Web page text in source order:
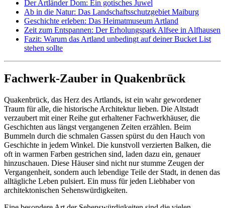
Der Artländer Dom: Ein gotisches Juwel
Ab in die Natur: Das Landschaftsschutzgebiet Maiburg
Geschichte erleben: Das Heimatmuseum Artland
Zeit zum Entspannen: Der Erholungspark Alfsee in Alfhausen
Fazit: Warum das Artland unbedingt auf deiner Bucket List
stehen sollte
Fachwerk-Zauber in Quakenbrück
Quakenbrück, das Herz des Artlands, ist ein wahr gewordener
Traum für alle, die historische Architektur lieben. Die Altstadt
verzaubert mit einer Reihe gut erhaltener Fachwerkhäuser, die
Geschichten aus längst vergangenen Zeiten erzählen. Beim
Bummeln durch die schmalen Gassen spürst du den Hauch von
Geschichte in jedem Winkel. Die kunstvoll verzierten Balken, die
oft in warmen Farben gestrichen sind, laden dazu ein, genauer
hinzuschauen. Diese Häuser sind nicht nur stumme Zeugen der
Vergangenheit, sondern auch lebendige Teile der Stadt, in denen das
alltägliche Leben pulsiert. Ein muss für jeden Liebhaber von
architektonischen Sehenswürdigkeiten.